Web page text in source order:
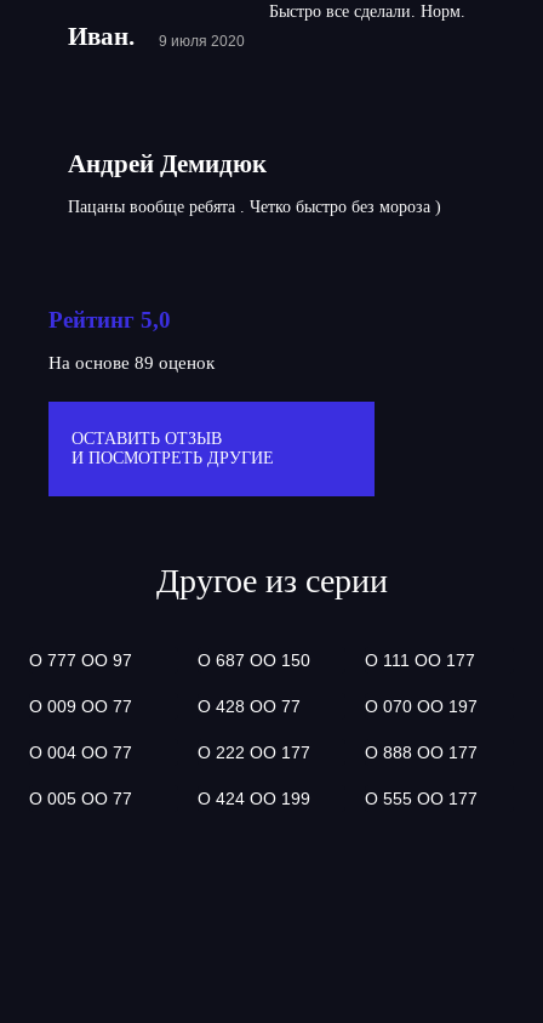
Иван. 9 июля 2020
Быстро все сделали. Норм.
Андрей Демидюк
Пацаны вообще ребята . Четко быстро без мороза )
Рейтинг 5,0
На основе 89 оценок
ОСТАВИТЬ ОТЗЫВ
И ПОСМОТРЕТЬ ДРУГИЕ
Другое из серии
О 777 ОО 97 О 687 ОО 150 О 111 ОО 177
О 009 ОО 77 О 428 ОО 77 О 070 ОО 197
О 004 ОО 77 О 222 ОО 177 О 888 ОО 177
О 005 ОО 77 О 424 ОО 199 О 555 ОО 177